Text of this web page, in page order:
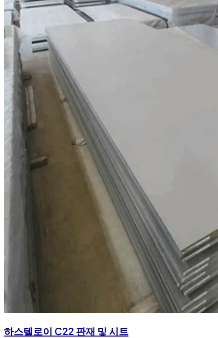
하스텔로이 C22 판재 및 시트